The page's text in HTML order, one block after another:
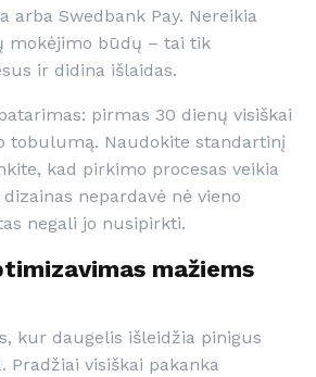
arba Swedbank Pay. Nereikia
mokėjimo būdų – tai tik
ir didina išlaidas.
pirmas 30 dienų visiškai
tobulumą. Naudokite standartinį
kad pirkimo procesas veikia
nepardavė nė vieno
negali jo nusipirkti.
mažiems
kur daugelis išleidžia pinigus
Pradžiai visiškai pakanka